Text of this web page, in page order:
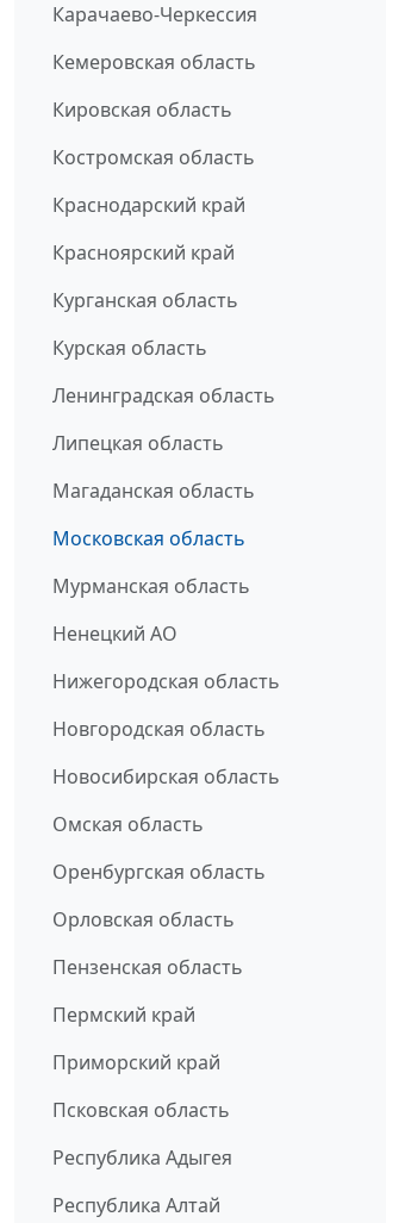
Карачаево-Черкессия
Кемеровская область
Кировская область
Костромская область
Краснодарский край
Красноярский край
Курганская область
Курская область
Ленинградская область
Липецкая область
Магаданская область
Московская область
Мурманская область
Ненецкий АО
Нижегородская область
Новгородская область
Новосибирская область
Омская область
Оренбургская область
Орловская область
Пензенская область
Пермский край
Приморский край
Псковская область
Республика Адыгея
Республика Алтай